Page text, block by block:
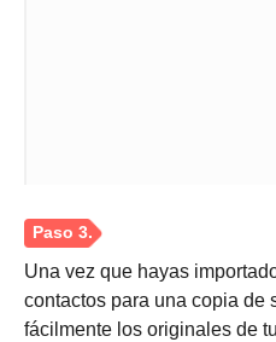
Una vez que hayas
contactos para una copia de
fácilmente los originales de